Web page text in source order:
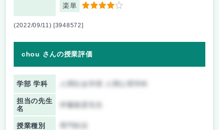
楽単 4
(2022/09/11) [3948572]
chou さんの授業評価
学部 学科
担当の先生
名
伊藤俊彦先生
授業種別